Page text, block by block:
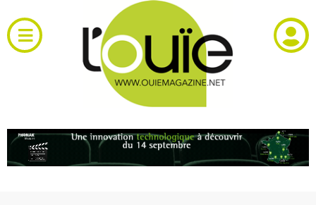
au
contenu
Toggle
Navigation
RH et emploi